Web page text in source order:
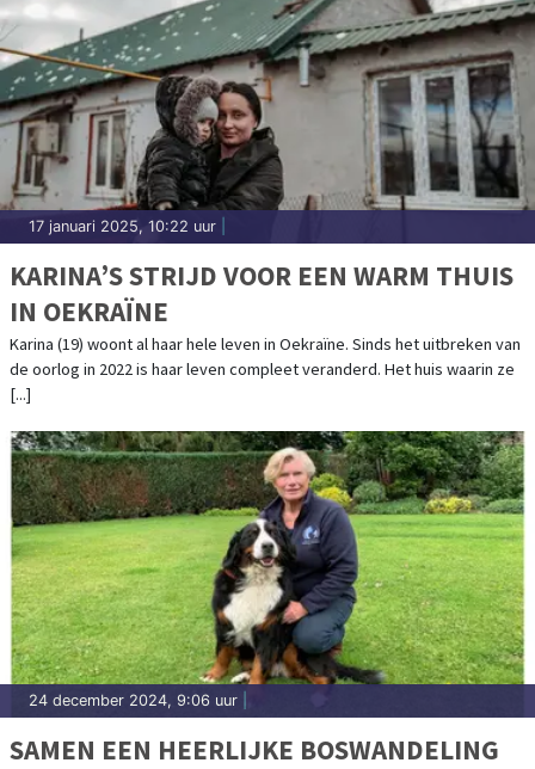
17 januari 2025, 10:22 uur
KARINA’S STRIJD VOOR EEN WARM THUIS
IN OEKRAÏNE
Karina (19) woont al haar hele leven in Oekraïne. Sinds het uitbreken van
de oorlog in 2022 is haar leven compleet veranderd. Het huis waarin ze
[...]
24 december 2024, 9:06 uur
SAMEN EEN HEERLIJKE BOSWANDELING